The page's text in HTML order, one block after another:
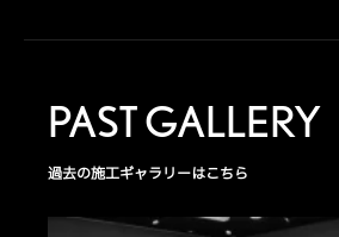
PAST GALLERY
過去の施工ギャラリーはこちら